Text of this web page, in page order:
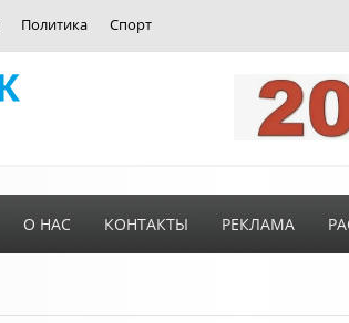
Политика Спорт
О НАС КОНТАКТЫ РЕКЛАМА